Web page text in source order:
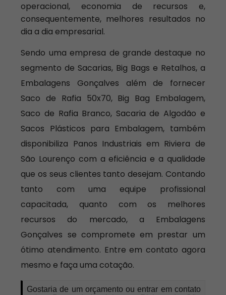
operacional, economia de recursos e,
consequentemente, melhores resultados no
dia a dia empresarial.
Sendo uma empresa de grande destaque no
segmento de Sacarias, Big Bags e Retalhos, a
Embalagens Gonçalves além de fornecer
Saco de Rafia 50x70, Big Bag Embalagem,
Saco de Rafia Branco, Sacaria de Algodão e
Sacos Plásticos para Embalagem, também
disponibiliza Panos Industriais em Riviera de
São Lourenço com a eficiência e a qualidade
que os seus clientes tanto desejam. Contando
tanto com uma equipe profissional
capacitada, quanto com os melhores
recursos do mercado, a Embalagens
Gonçalves se compromete em prestar um
ótimo atendimento. Entre em contato agora
mesmo e faça uma cotação.
Gostaria de um orçamento ou entrar em contato